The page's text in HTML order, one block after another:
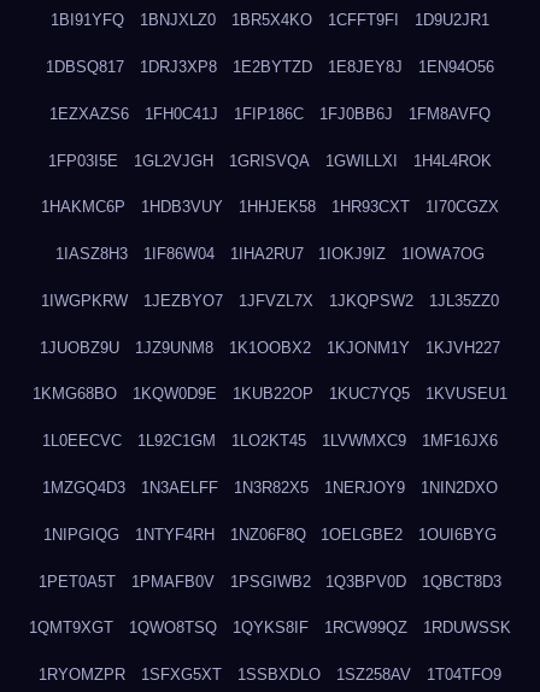
1BI91YFQ 1BNJXLZ0 1BR5X4KO 1CFFT9FI 1D9U2JR1
1DBSQ817 1DRJ3XP8 1E2BYTZD 1E8JEY8J 1EN94O56
1EZXAZS6 1FH0C41J 1FIP186C 1FJ0BB6J 1FM8AVFQ
1FP03I5E 1GL2VJGH 1GRISVQA 1GWILLXI 1H4L4ROK
1HAKMC6P 1HDB3VUY 1HHJEK58 1HR93CXT 1I70CGZX
1IASZ8H3 1IF86W04 1IHA2RU7 1IOKJ9IZ 1IOWA7OG
1IWGPKRW 1JEZBYO7 1JFVZL7X 1JKQPSW2 1JL35ZZ0
1JUOBZ9U 1JZ9UNM8 1K1OOBX2 1KJONM1Y 1KJVH227
1KMG68BO 1KQW0D9E 1KUB22OP 1KUC7YQ5 1KVUSEU1
1L0EECVC 1L92C1GM 1LO2KT45 1LVWMXC9 1MF16JX6
1MZGQ4D3 1N3AELFF 1N3R82X5 1NERJOY9 1NIN2DXO
1NIPGIQG 1NTYF4RH 1NZ06F8Q 1OELGBE2 1OUI6BYG
1PET0A5T 1PMAFB0V 1PSGIWB2 1Q3BPV0D 1QBCT8D3
1QMT9XGT 1QWO8TSQ 1QYKS8IF 1RCW99QZ 1RDUWSSK
1RYOMZPR 1SFXG5XT 1SSBXDLO 1SZ258AV 1T04TFO9